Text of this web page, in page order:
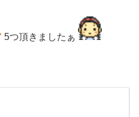
5つ頂きましたぁ